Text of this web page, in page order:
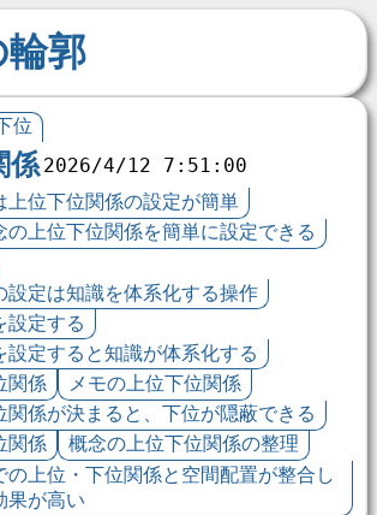
郭
位
係 2026/4/12 7:51:00
上位下位関係の設定が簡単
の上位下位関係を簡単に設定できる
設定は知識を体系化する操作
設定する
設定すると知識が体系化する
関係
メモの上位下位関係
関係が決まると、下位が隠蔽できる
関係
概念の上位下位関係の整理
の上位・下位関係と空間配置が整合し
果が高い